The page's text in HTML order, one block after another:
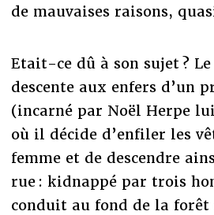
de mauvaises raisons,
Etait-ce dû à son sujet ?
descente aux enfers d’un
(incarné par Noël Herpe
où il décide d’enfiler les
femme et de descendre
rue : kidnappé par trois
conduit au fond de la forêt